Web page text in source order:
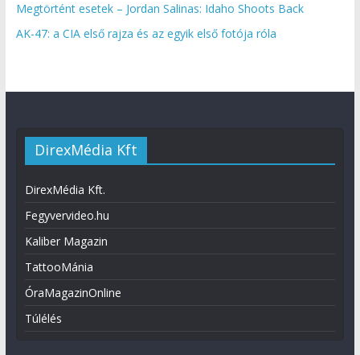
Megtörtént esetek – Jordan Salinas: Idaho Shoots Back
AK-47: a CIA első rajza és az egyik első fotója róla
DirexMédia Kft
DirexMédia Kft.
Fegyvervideo.hu
Kaliber Magazin
TattooMánia
ÓraMagazinOnline
Túlélés